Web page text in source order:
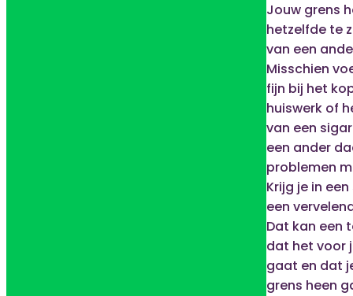
Jouw grens
hetzelfde te
van een
Misschien
fijn bij het
huiswerk of
van een
een ander
problemen
Krijg je in
een
Dat kan een
dat het voor
gaat en dat
grens heen